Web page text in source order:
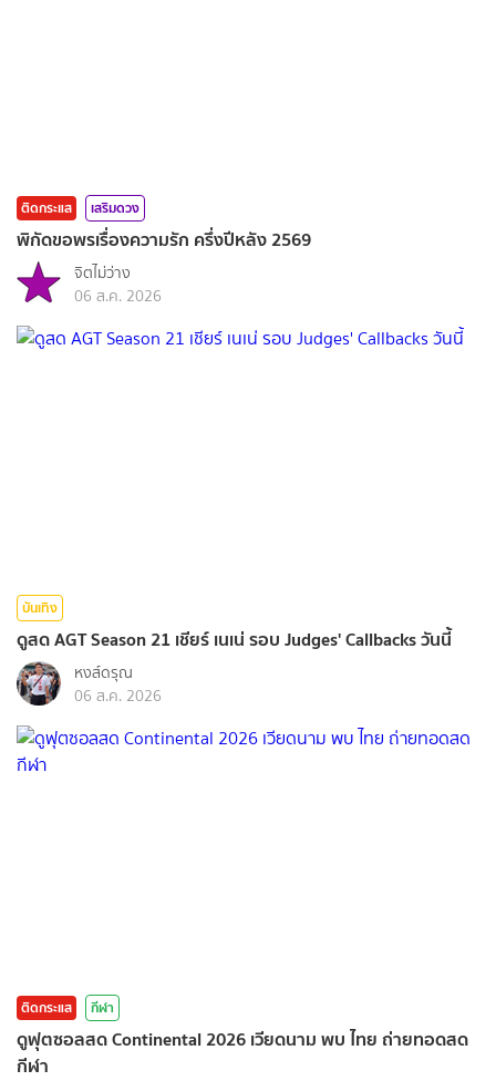
ติดกระแส เสริมดวง
พิกัดขอพรเรื่องความรัก ครึ่งปีหลัง 2569
จิตไม่ว่าง
06 ส.ค. 2026
บันเทิง
ดูสด AGT Season 21 เชียร์ เนเน่ รอบ Judges' Callbacks วันนี้
หงส์ดรุณ
06 ส.ค. 2026
ติดกระแส กีฬา
ดูฟุตซอลสด Continental 2026 เวียดนาม พบ ไทย ถ่ายทอดสด
กีฬา